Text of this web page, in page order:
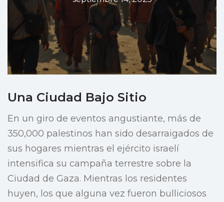
Una Ciudad Bajo Sitio
En un giro de eventos angustiante, más de
350,000 palestinos han sido desarraigados de
sus hogares mientras el ejército israelí
intensifica su campaña terrestre sobre la
Ciudad de Gaza. Mientras los residentes
huyen, los que alguna vez fueron bulliciosos